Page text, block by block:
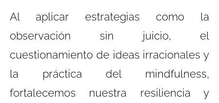
Al aplicar estrategias como la
observación sin juicio, el
cuestionamiento de ideas irracionales y
la práctica del mindfulness,
fortalecemos nuestra resiliencia y